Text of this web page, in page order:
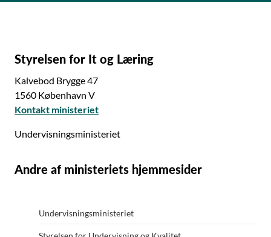
Styrelsen for It og Læring
Kalvebod Brygge 47
1560 København V
Kontakt ministeriet
Undervisningsministeriet
Andre af ministeriets hjemmesider
Undervisningsministeriet